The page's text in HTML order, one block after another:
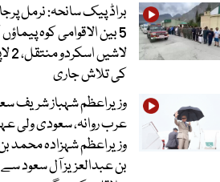
براڈ پیک سانحہ: نرمل
5 بین الاقوامی کوہ
کی تلاش جاری
وزیراعظم شہباز شریف
عرب روانہ، سعودی ولی
وزیراعظم شہزادہ محمد
بن عبدالعزیز آل سعود